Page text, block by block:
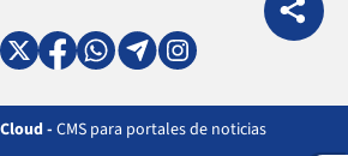
-CMS para portales de noticias